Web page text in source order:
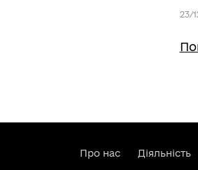
23/
Про нас Діяльність